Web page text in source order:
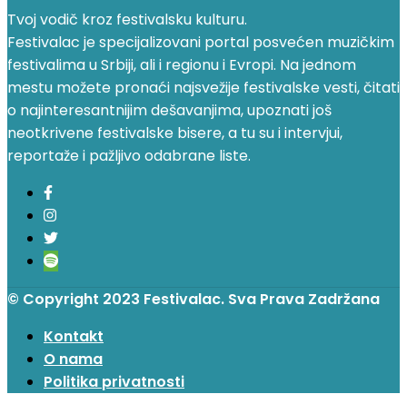
Tvoj vodič kroz festivalsku kulturu.
Festivalac je specijalizovani portal posvećen muzičkim
festivalima u Srbiji, ali i regionu i Evropi. Na jednom
mestu možete pronaći najsvežije festivalske vesti, čitati
o najinteresantnijim dešavanjima, upoznati još
neotkrivene festivalske bisere, a tu su i intervjui,
reportaže i pažljivo odabrane liste.
© Copyright 2023 Festivalac. Sva Prava Zadržana
Kontakt
O nama
Politika privatnosti